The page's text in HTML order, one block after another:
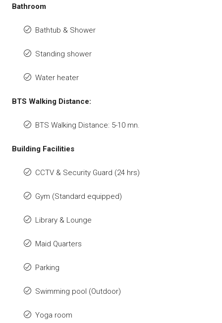
Bathroom
Bathtub & Shower
Standing shower
Water heater
BTS Walking Distance:
BTS Walking Distance: 5-10 mn.
Building Facilities
CCTV & Security Guard (24 hrs)
Gym (Standard equipped)
Library & Lounge
Maid Quarters
Parking
Swimming pool (Outdoor)
Yoga room